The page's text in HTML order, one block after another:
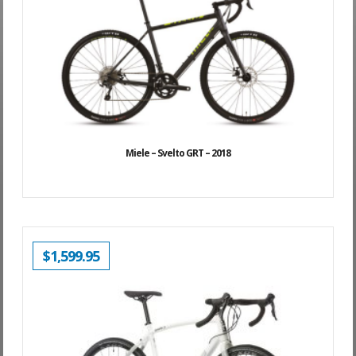
Miele – Svelto GRT – 2018
$1,529.95.
EST :
$1,199.95.
$1,599.95